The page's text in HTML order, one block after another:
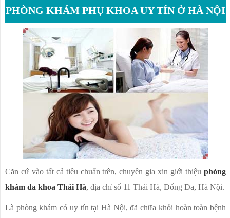
PHÒNG KHÁM PHỤ KHOA UY TÍN Ở HÀ NỘI
Căn cứ vào tất cả tiêu chuẩn trên, chuyên gia xin giới thiệuphòng
khám đa khoa Thái Hà, địa chỉ số 11 Thái Hà, Đống Đa, Hà Nội.
Là phòng khám có uy tín tại Hà Nội, đã chữa khỏi hoàn toàn bệnh